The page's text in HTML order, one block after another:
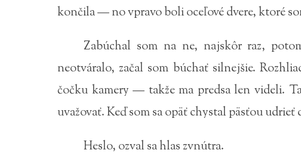
končila — no vpravo boli oceľové dvere, ktoré
Zabúchal som na ne, najskôr raz,
neotváralo, začal som búchať silnejšie.
čočku kamery — takže ma predsa len videli.
uvažovať. Keď som sa opäť chystal päsťou
Heslo, ozval sa hlas zvnútra.